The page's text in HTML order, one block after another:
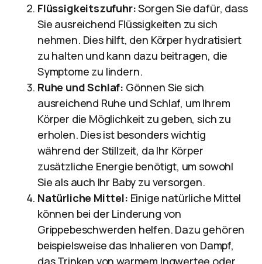
Flüssigkeitszufuhr:Sorgen Sie dafür, dass
Sie ausreichend Flüssigkeiten zu sich
nehmen. Dies hilft, den Körper hydratisiert
zu halten und kann dazu beitragen, die
Symptome zu lindern.
Ruhe und Schlaf: Gönnen Sie sich
ausreichend Ruhe und Schlaf, um Ihrem
Körper die Möglichkeit zu geben, sich zu
erholen. Dies ist besonders wichtig
während der Stillzeit, da Ihr Körper
zusätzliche Energie benötigt, um sowohl
Sie als auch Ihr Baby zu versorgen.
Natürliche Mittel: Einige natürliche Mittel
können bei der Linderung von
Grippebeschwerden helfen. Dazu gehören
beispielsweise das Inhalieren von Dampf,
das Trinken von warmem Ingwertee oder